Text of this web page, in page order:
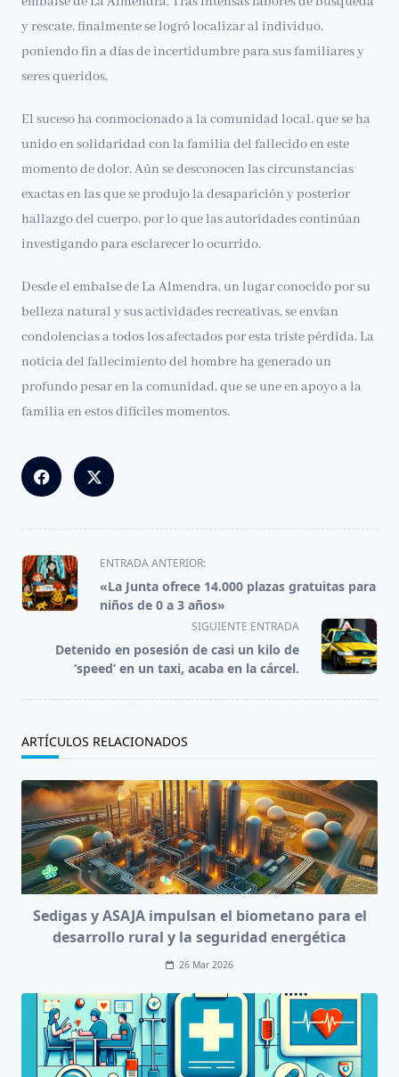
y rescate, finalmente se logró localizar al individuo,
poniendo fin a días de incertidumbre para sus familiares y
seres queridos.
El suceso ha conmocionado a la comunidad local, que se ha
unido en solidaridad con la familia del fallecido en este
momento de dolor. Aún se desconocen las circunstancias
exactas en las que se produjo la desaparición y posterior
hallazgo del cuerpo, por lo que las autoridades continúan
investigando para esclarecer lo ocurrido.
Desde el embalse de La Almendra, un lugar conocido por su
belleza natural y sus actividades recreativas, se envían
condolencias a todos los afectados por esta triste pérdida. La
noticia del fallecimiento del hombre ha generado un
profundo pesar en la comunidad, que se une en apoyo a la
familia en estos difíciles momentos.
<span
class="nav-
subtitle
reader-
text">Página</span>
ENTRADA ANTERIOR:
«La Junta ofrece 14.000 plazas gratuitas para
niños de 0 a 3 años»
SIGUIENTE ENTRADA
Detenido en posesión de casi un kilo de
‘speed’ en un taxi, acaba en la cárcel.
ARTÍCULOS RELACIONADOS
Sedigas y ASAJA impulsan el biometano para el
desarrollo rural y la seguridad energética
26 Mar 2026